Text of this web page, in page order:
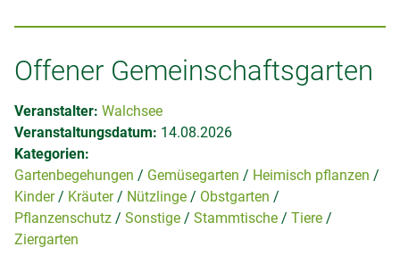
Offener Gemeinschaftsgarten
Veranstalter: Walchsee
Veranstaltungsdatum: 14.08.2026
Kategorien:
Gartenbegehungen
Gemüsegarten
Heimisch pflanzen
Kinder
Kräuter Nützlinge
Obstgarten
Pflanzenschutz
Sonstige Stammtische
Tiere
Ziergarten